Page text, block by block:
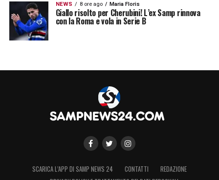
NEWS 8 ore ago Maria Floris
Giallo risolto per Cherubini! L’ex Samp rinnova
con la Roma e vola in Serie B
SCARICA L’APP DI SAMP NEWS 24 CONTATTI
REDAZIONE